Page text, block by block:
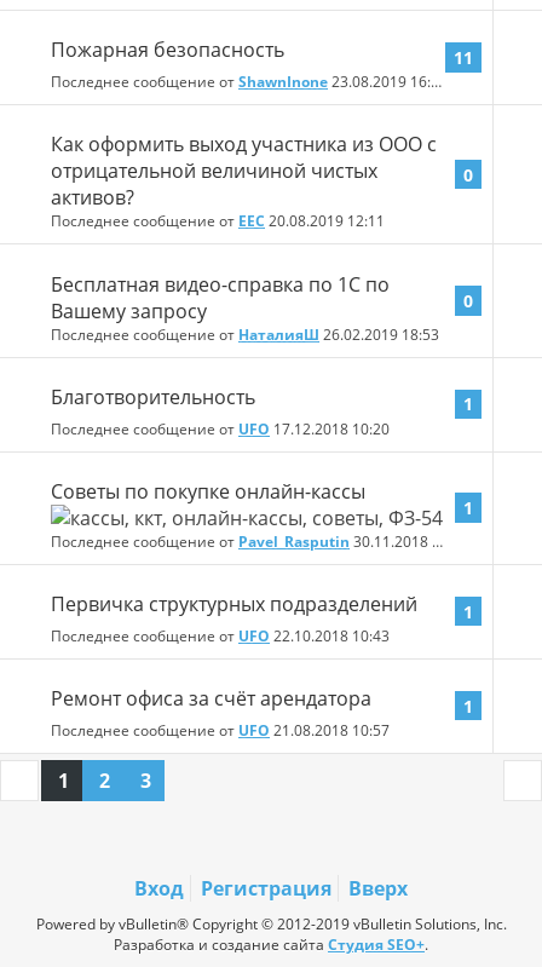
Пожарная безопасность
Последнее сообщение отShawnInone23.08.2019 16:22
11
Как оформить выход участника из ООО с
отрицательной величиной чистых
активов?
Последнее сообщение от EEC 20.08.2019 12:11
0
Бесплатная видео-справка по 1С по
Вашему запросу
Последнее сообщение от НаталияШ 26.02.2019 18:53
0
Благотворительность
Последнее сообщение от UFO 17.12.2018 10:20
1
Советы по покупке онлайн-кассы
Последнее сообщение от Pavel_Rasputin 30.11.2018 15:49
1
Первичка структурных подразделений
Последнее сообщение от UFO 22.10.2018 10:43
1
Ремонт офиса за счёт арендатора
Последнее сообщение от UFO 21.08.2018 10:57
1
1 2 3
Вход Регистрация Вверх
Powered by vBulletin® Copyright © 2012-2019 vBulletin Solutions, Inc.
Разработка и создание сайта Студия SEO+.